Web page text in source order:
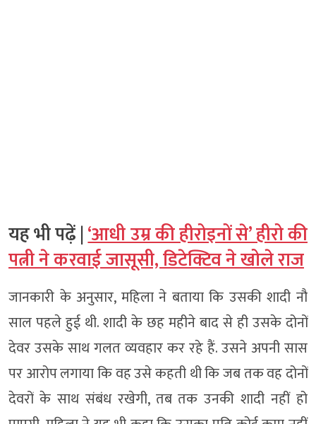
यह भी पढ़ें |‘आधी उम्र की हीरोइनों से’ हीरो की
पत्नी ने करवाई जासूसी, डिटेक्टिव ने खोले राज
जानकारी के अनुसार, महिला ने बताया कि उसकी शादी नौ
साल पहले हुई थी. शादी के छह महीने बाद से ही उसके दोनों
देवर उसके साथ गलत व्यवहार कर रहे हैं. उसने अपनी सास
पर आरोप लगाया कि वह उसे कहती थी कि जब तक वह दोनों
देवरों के साथ संबंध रखेगी, तब तक उनकी शादी नहीं हो